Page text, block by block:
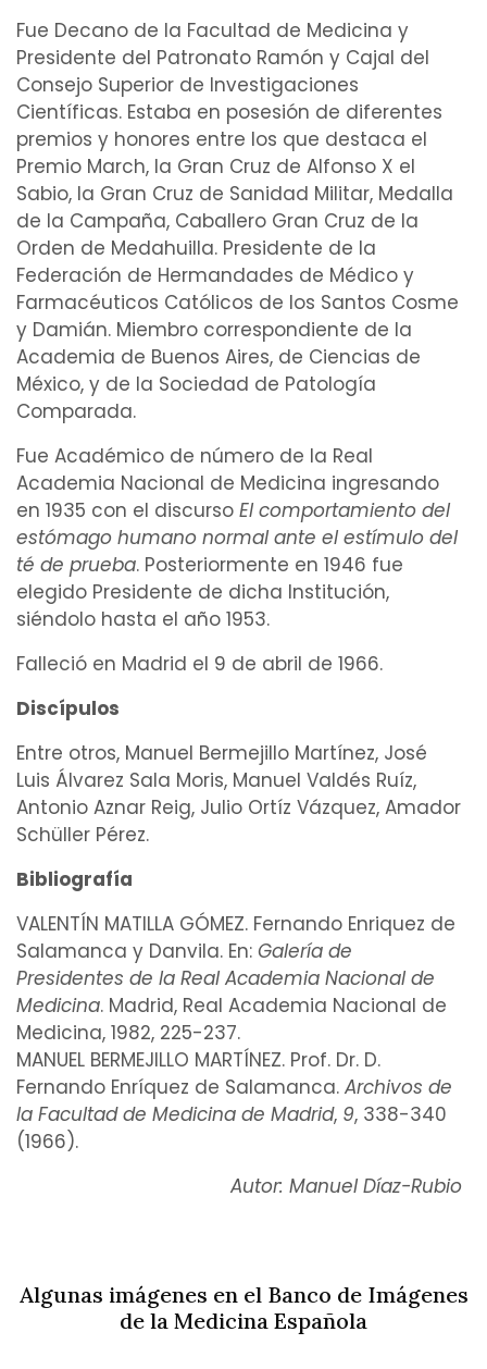
Fue Decano de la Facultad de Medicina y
Presidente del Patronato Ramón y Cajal del
Consejo Superior de Investigaciones
Científicas. Estaba en posesión de diferentes
premios y honores entre los que destaca el
Premio March, la Gran Cruz de Alfonso X el
Sabio, la Gran Cruz de Sanidad Militar, Medalla
de la Campaña, Caballero Gran Cruz de la
Orden de Medahuilla. Presidente de la
Federación de Hermandades de Médico y
Farmacéuticos Católicos de los Santos Cosme
y Damián. Miembro correspondiente de la
Academia de Buenos Aires, de Ciencias de
México, y de la Sociedad de Patología
Comparada.
Fue Académico de número de la Real
Academia Nacional de Medicina ingresando
en 1935 con el discurso El comportamiento del
estómago humano normal ante el estímulo del
té de prueba. Posteriormente en 1946 fue
elegido Presidente de dicha Institución,
siéndolo hasta el año 1953.
Falleció en Madrid el 9 de abril de 1966.
Discípulos
Entre otros, Manuel Bermejillo Martínez, José
Luis Álvarez Sala Moris, Manuel Valdés Ruíz,
Antonio Aznar Reig, Julio Ortíz Vázquez, Amador
Schüller Pérez.
Bibliografía
VALENTÍN MATILLA GÓMEZ. Fernando Enriquez de
Salamanca y Danvila. En: Galería de
Presidentes de la Real Academia Nacional de
Medicina. Madrid, Real Academia Nacional de
Medicina, 1982, 225-237.
MANUEL BERMEJILLO MARTÍNEZ. Prof. Dr. D.
Fernando Enríquez de Salamanca. Archivos de
la Facultad de Medicina de Madrid, 9, 338-340
(1966).
Autor: Manuel Díaz-Rubio
Algunas imágenes en el Banco de Imágenes
de la Medicina Española